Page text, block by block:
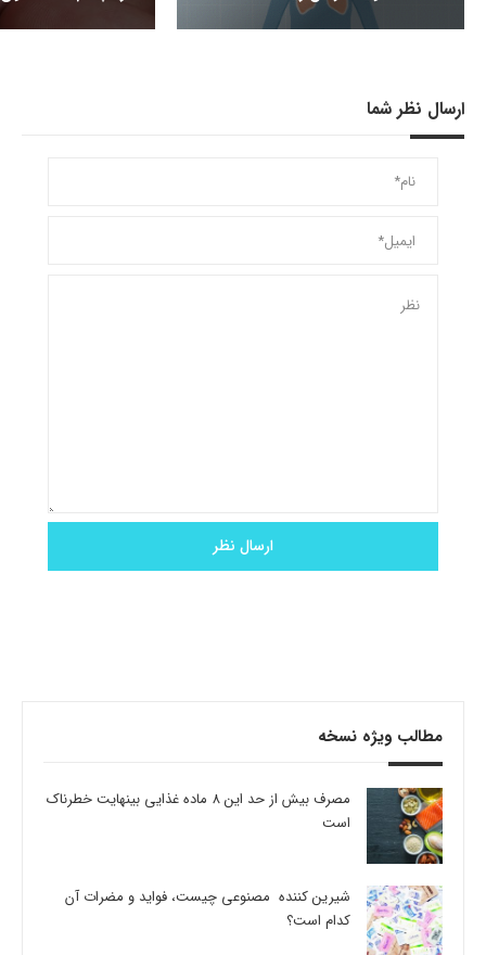
ارسال نظر شما
مطالب ویژه نسخه
مصرف بیش از حد این 8 ماده غذایی بینهایت خطرناک
است
شیرین کننده مصنوعی چیست، فواید و مضرات آن
کدام است؟